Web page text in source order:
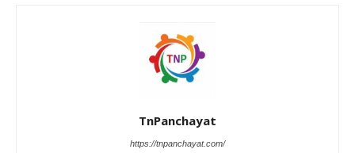
TnPanchayat
https://tnpanchayat.com/